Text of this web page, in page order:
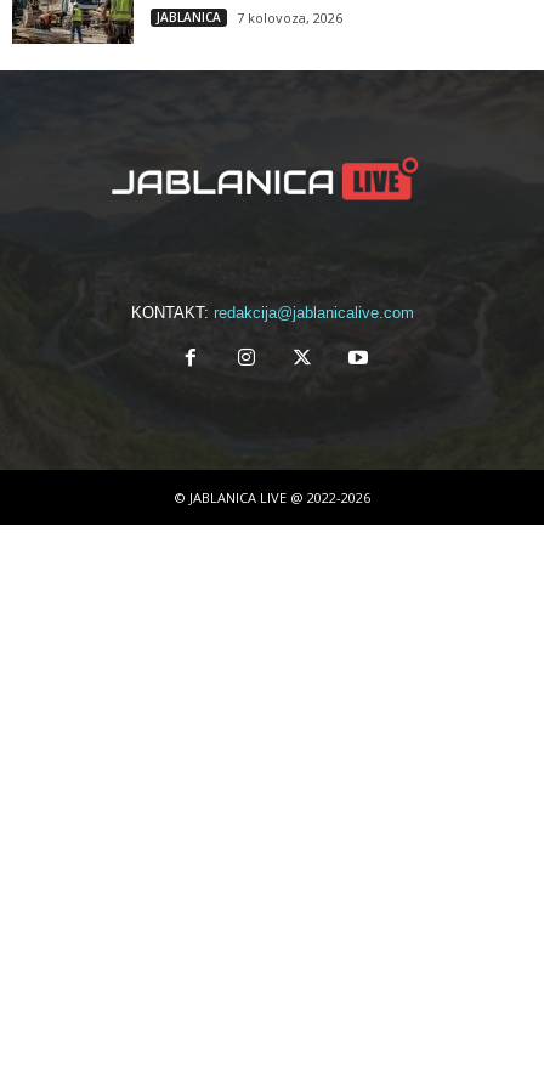
JABLANICA 7 kolovoza, 2026
KONTAKT: redakcija@jablanicalive.com
© JABLANICA LIVE @ 2022-2026